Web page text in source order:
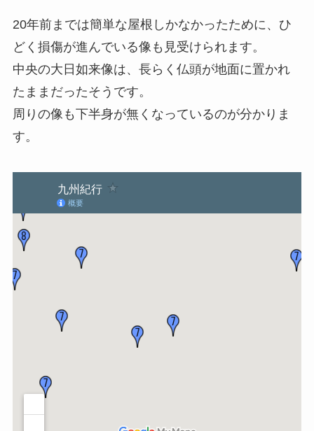
20年前までは簡単な屋根しかなかったために、ひ
どく損傷が進んでいる像も見受けられます。
中央の大日如来像は、長らく仏頭が地面に置かれ
たままだったそうです。
周りの像も下半身が無くなっているのが分かりま
す。